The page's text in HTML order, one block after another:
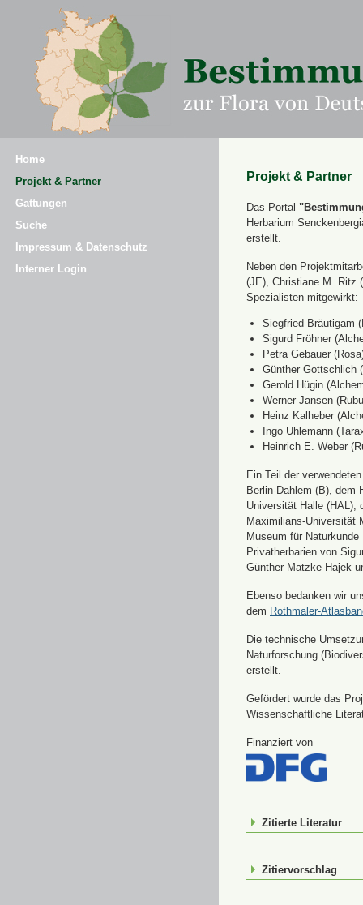
Home
Projekt & Partner
Gattungen
Suche
Impressum & Datenschutz
Interner Login
Projekt & Partner
Das Portal
Herbarium
erstellt.
Neben den
(JE), Christiane M. Ritz
Spezialisten mitgewirkt:
Siegfried Bräutigam
Sigurd Fröhner
Petra Gebauer
Günther Gottschlich
Gerold Hügin
Werner Jansen
Heinz Kalheber
Ingo Uhlemann
Heinrich E. Weber
Ein Teil der
Berlin-Dahlem (B), dem
Universität Halle (HAL),
Maximilians-Universität
Museum für
Privatherbarien von
Günther Matzke-Hajek
Ebenso bedanken wir
dem Rothmaler-
Die technische
Naturforschung
erstellt.
Gefördert wurde das
Wissenschaftliche
Finanziert von
Zitierte Literatur
Zitiervorschlag